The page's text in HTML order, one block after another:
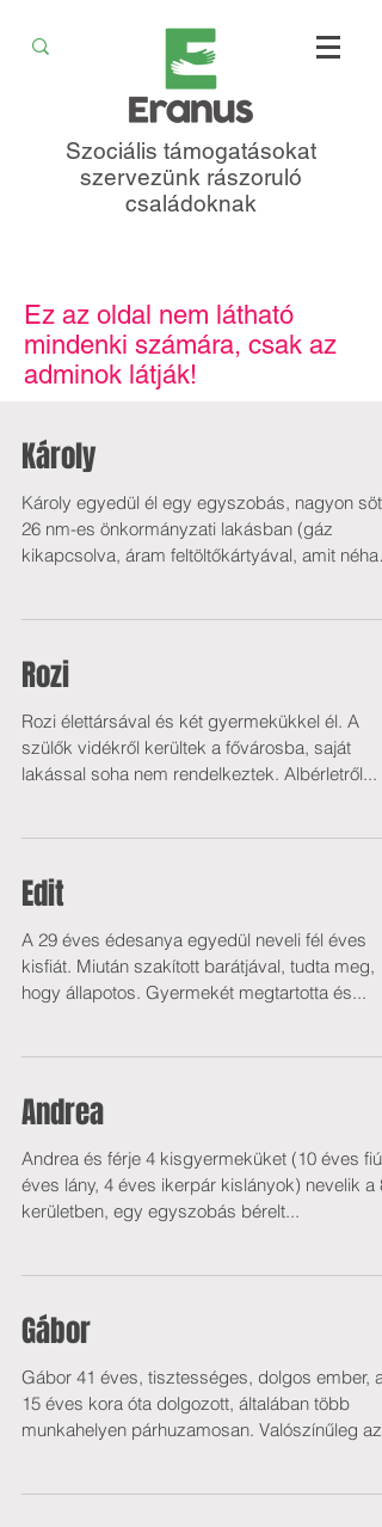
Szociális támogatásokat
szervezünk rászoruló
családoknak
Ez az oldal nem látható
mindenki számára, csak az
adminok látják!
Károly
Károly egyedül él egy egyszobás, nagyon
26 nm-es önkormányzati lakásban (gáz
kikapcsolva, áram feltöltőkártyával, amit néha
Rozi
Rozi élettársával és két gyermekükkel él. A
szülők vidékről kerültek a fővárosba, saját
lakással soha nem rendelkeztek. Albérletről...
Edit
A 29 éves édesanya egyedül neveli fél éves
kisfiát. Miután szakított barátjával, tudta meg,
hogy állapotos. Gyermekét megtartotta és...
Andrea
Andrea és férje 4 kisgyermeküket (10 éves fiú,
éves lány, 4 éves ikerpár kislányok) nevelik a 8.
kerületben, egy egyszobás bérelt...
Gábor
Gábor 41 éves, tisztességes, dolgos ember,
15 éves kora óta dolgozott, általában több
munkahelyen párhuzamosan. Valószínűleg az